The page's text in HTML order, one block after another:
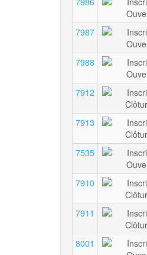
7987
7988
7912
7913
7535
7910
7911
8001